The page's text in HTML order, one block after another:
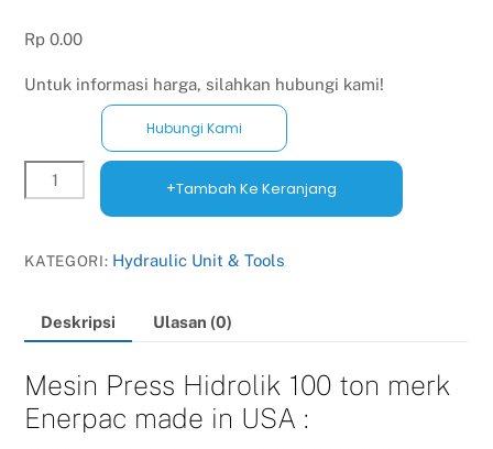
Rp 0.00
Untuk informasi harga, silahkan hubungi kami!
Hubungi Kami
Kuantitas
Mesin
100
Tambah Ke Keranjang
KATEGORI: Hydraulic Unit & Tools
Deskripsi Ulasan (0)
Mesin Press Hidrolik 100 ton merk
Enerpac made in USA :